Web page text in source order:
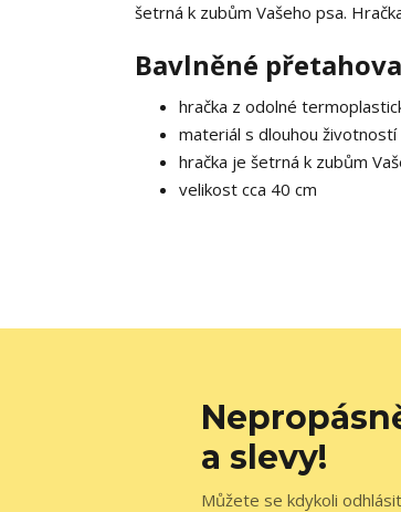
šetrná k zubům Vašeho psa.
Bavlněné
hračka z odolné
materiál s dlouhou životností
hračka je šetrná k zubům
velikost cca 40 cm
a slevy!
Můžete se kdykoli